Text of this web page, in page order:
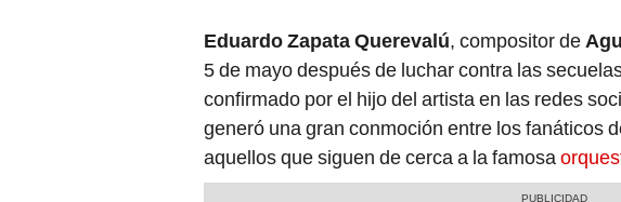
Eduardo Zapata Querevalú, compositor de
5 de mayo después de luchar contra las
confirmado por el hijo del artista en las redes
generó una gran conmoción entre los fanáticos
aquellos que siguen de cerca a la famosa